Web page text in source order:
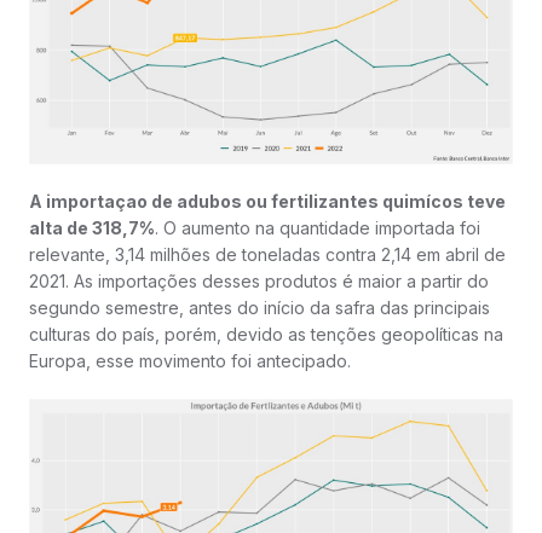
A importaçao de adubos ou fertilizantes quimícos teve
alta de 318,7%. O aumento na quantidade importada foi
relevante, 3,14 milhões de toneladas contra 2,14 em abril de
2021. As importações desses produtos é maior a partir do
segundo semestre, antes do início da safra das principais
culturas do país, porém, devido as tenções geopolíticas na
Europa, esse movimento foi antecipado.